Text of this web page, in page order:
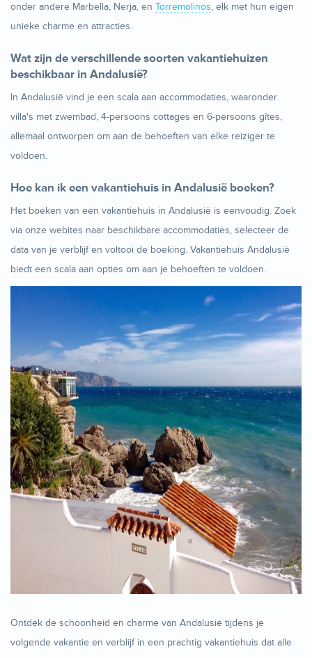
onder andere Marbella, Nerja, en Torremolinos, elk met hun eigen
unieke charme en attracties.
Wat zijn de verschillende soorten vakantiehuizen
beschikbaar in Andalusië?
In Andalusië vind je een scala aan accommodaties, waaronder
villa's met zwembad, 4-persoons cottages en 6-persoons gîtes,
allemaal ontworpen om aan de behoeften van elke reiziger te
voldoen.
Hoe kan ik een vakantiehuis in Andalusië boeken?
Het boeken van een vakantiehuis in Andalusië is eenvoudig. Zoek
via onze webites naar beschikbare accommodaties, selecteer de
data van je verblijf en voltooi de boeking. Vakantiehuis Andalusië
biedt een scala aan opties om aan je behoeften te voldoen.
Ontdek de schoonheid en charme van Andalusië tijdens je
volgende vakantie en verblijf in een prachtig vakantiehuis dat alle